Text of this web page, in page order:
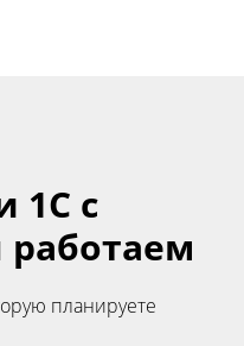
1С с
планируете